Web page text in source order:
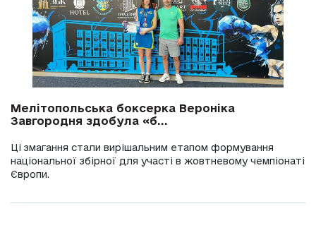
Мелітопольська боксерка Вероніка
Завгородня здобула «б...
Ці змагання стали вирішальним етапом формування
національної збірної для участі в жовтневому чемпіонаті
Європи.